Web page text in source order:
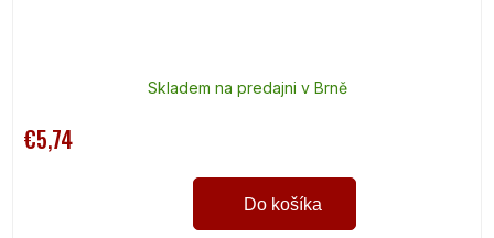
Skladem na predajni v Brně
€5,74
Do košíka